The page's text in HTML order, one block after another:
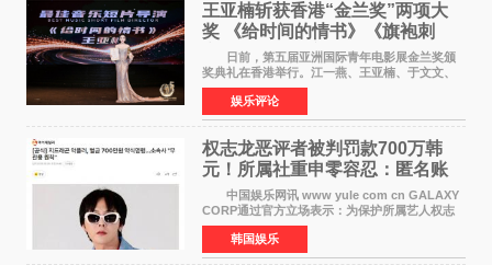
王亚楠斩获香港“金兰奖”两项大
奖 《给时间的情书》《旗袍刺
客》双双获肯定
日前，第五届亚洲国际青年电影展金兰奖颁
奖典礼在香港举行。江一燕、王亚楠、于文文、
李东学等知名演员出席活动。著名演员、导演王
亚楠凭借音乐故事片《给时间的情书》和院线电
影《旗袍刺客》
娱乐评论
权志龙恶评者被判罚款700万韩
元！所属社重申零容忍：匿名账
号也难逃刑责
中国娱乐网讯 www yule com cn GALAXY
CORP通过官方立场表示：为保护所属艺人权志
龙的名誉和权益，将持续对网络上发生的名誉损
害、散布虚假事实、侮辱、恶意诽谤等行为采取
法律应对措施。
韩国娱乐